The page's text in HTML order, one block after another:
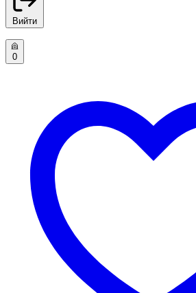
Вийти
0